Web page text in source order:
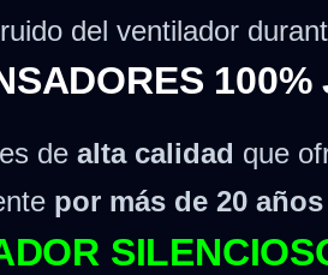
del ventilador
de alta calidad que
por más de 20 años